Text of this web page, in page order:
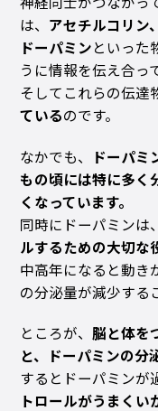
は、 アセチルコリン
ドーパミンといった
うに情報を伝え合っ
そしてこれらの伝達
ているのです。
なかでも、
ドーパミ
もの頃には特に多く
くなっています。
同時にドーパミンは
ルするための大切な
中高年になると動き
の分泌量が減少する
ところが、脳と体を
と、ドーパミンの分
するとドーパミンが
トロールがうまく